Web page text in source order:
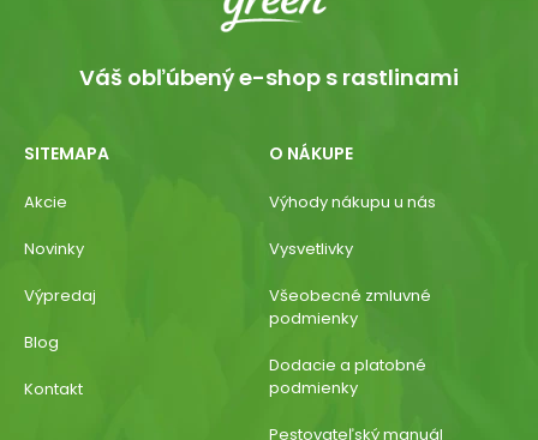
Váš obľúbený e-shop s rastlinami
SITEMAPA
Akcie
Novinky
Výpredaj
Blog
Kontakt
O NÁKUPE
Výhody nákupu u nás
Vysvetlivky
Všeobecné zmluvné
podmienky
Dodacie a platobné
podmienky
Pestovateľský manuál